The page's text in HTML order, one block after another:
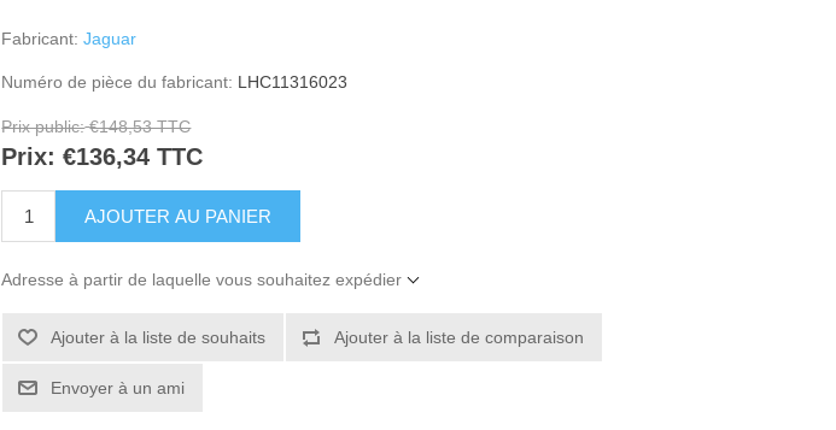
Fabricant: Jaguar
Numéro de pièce du fabricant: LHC11316023
Prix public: €148,53 TTC
Prix: €136,34 TTC
Adresse à partir de laquelle vous souhaitez expédier